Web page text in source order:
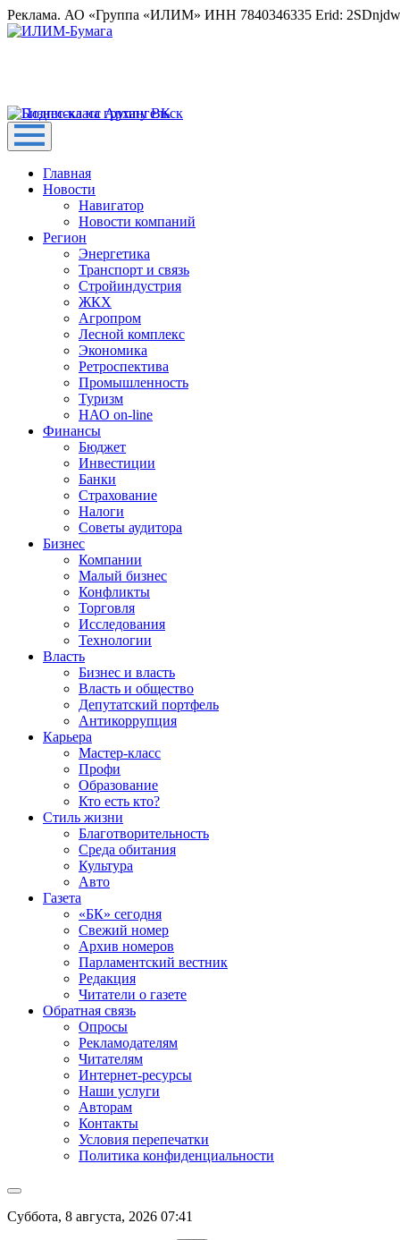
Реклама. АО «Группа «ИЛИМ» ИНН 7840346335 Erid:
Главная
Новости
Навигатор
Новости компаний
Регион
Энергетика
Транспорт и связь
Стройиндустрия
ЖКХ
Агропром
Лесной комплекс
Экономика
Ретроспектива
Промышленность
Туризм
НАО on-line
Финансы
Бюджет
Инвестиции
Банки
Страхование
Налоги
Советы аудитора
Бизнес
Компании
Малый бизнес
Конфликты
Торговля
Исследования
Технологии
Власть
Бизнес и власть
Власть и общество
Депутатский портфель
Антикоррупция
Карьера
Мастер-класс
Профи
Образование
Кто есть кто?
Стиль жизни
Благотворительность
Среда обитания
Культура
Авто
Газета
«БК» сегодня
Свежий номер
Архив номеров
Парламентский вестник
Редакция
Читатели о газете
Обратная связь
Опросы
Рекламодателям
Читателям
Интернет-ресурсы
Наши услуги
Авторам
Контакты
Условия перепечатки
Политика конфиденциальности
Суббота, 8 августа, 2026 07:41